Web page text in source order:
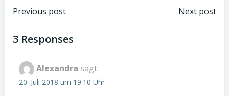
Post
navigation
Previous post Next post
3 Responses
Alexandra sagt:
20. Juli 2018 um 19:10 Uhr